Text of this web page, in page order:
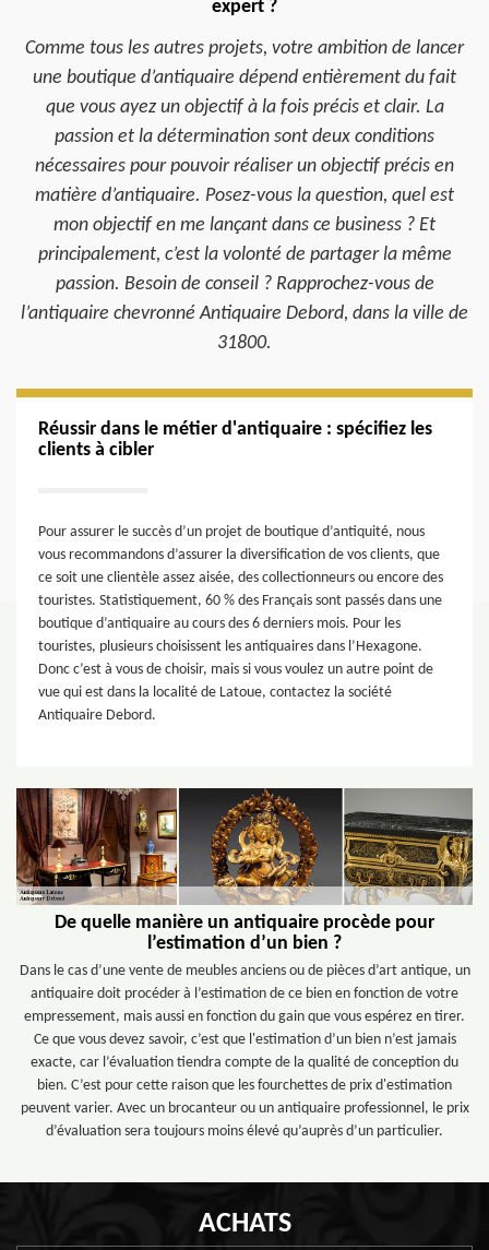
expert ?
Comme tous les autres projets, votre ambition de lancer
une boutique d’antiquaire dépend entièrement du fait
que vous ayez un objectif à la fois précis et clair. La
passion et la détermination sont deux conditions
nécessaires pour pouvoir réaliser un objectif précis en
matière d’antiquaire. Posez-vous la question, quel est
mon objectif en me lançant dans ce business ? Et
principalement, c’est la volonté de partager la même
passion. Besoin de conseil ? Rapprochez-vous de
l’antiquaire chevronné Antiquaire Debord, dans la ville de
31800.
Réussir dans le métier d'antiquaire : spécifiez les
clients à cibler
Pour assurer le succès d’un projet de boutique d’antiquité, nous
vous recommandons d’assurer la diversification de vos clients, que
ce soit une clientèle assez aisée, des collectionneurs ou encore des
touristes. Statistiquement, 60 % des Français sont passés dans une
boutique d’antiquaire au cours des 6 derniers mois. Pour les
touristes, plusieurs choisissent les antiquaires dans l’Hexagone.
Donc c’est à vous de choisir, mais si vous voulez un autre point de
vue qui est dans la localité de Latoue, contactez la société
Antiquaire Debord.
De quelle manière un antiquaire procède pour
l’estimation d’un bien ?
Dans le cas d’une vente de meubles anciens ou de pièces d’art antique, un
antiquaire doit procéder à l’estimation de ce bien en fonction de votre
empressement, mais aussi en fonction du gain que vous espérez en tirer.
Ce que vous devez savoir, c’est que l'estimation d’un bien n’est jamais
exacte, car l’évaluation tiendra compte de la qualité de conception du
bien. C’est pour cette raison que les fourchettes de prix d'estimation
peuvent varier. Avec un brocanteur ou un antiquaire professionnel, le prix
d’évaluation sera toujours moins élevé qu’auprès d’un particulier.
ACHATS